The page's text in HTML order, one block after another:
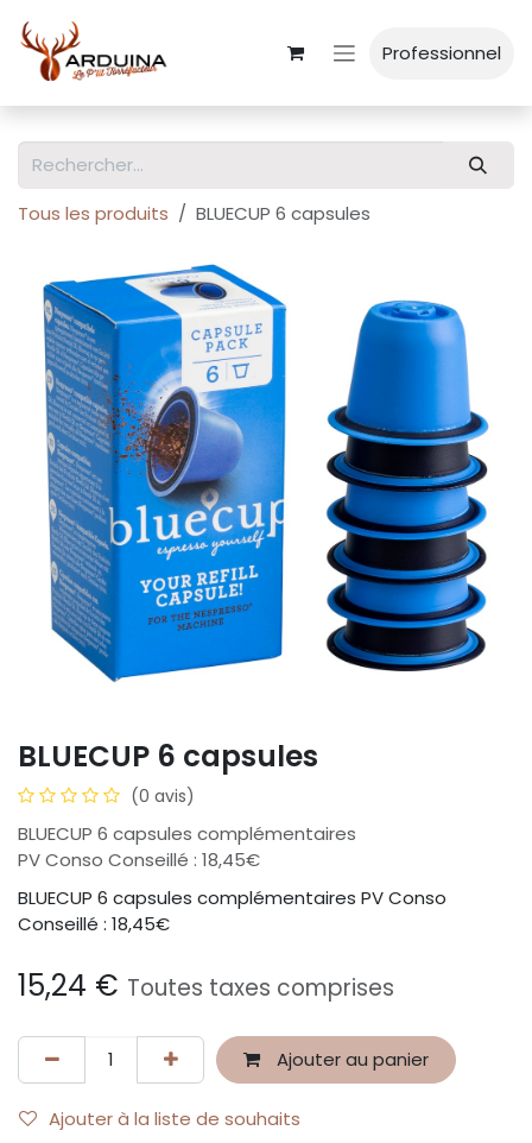
Professionnel
Tous les produits BLUECUP 6 capsules
BLUECUP 6 capsules
(0 avis)
BLUECUP 6 capsules complémentaires
PV Conso Conseillé : 18,45€
BLUECUP 6 capsules complémentaires PV Conso
Conseillé : 18,45€
15,24 € Toutes taxes comprises
Ajouter au panier
Ajouter à la liste de souhaits